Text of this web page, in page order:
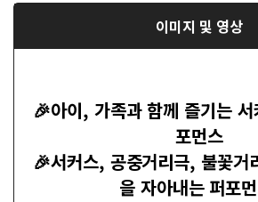
이미지 및 영상
🎉아이, 가족과 함께 즐기는
포먼스
🎉서커스, 공중거리극, 불꽃거
을 자아내는 퍼포